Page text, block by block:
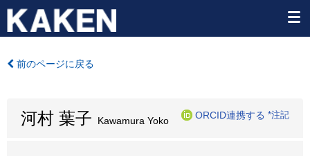
前のページに戻る
河村 葉子 Kawamura Yoko
ORCID連携する *注記